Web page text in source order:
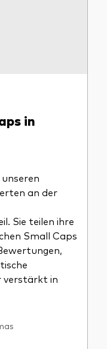
in
an der
Sie teilen ihre
Small Caps
verstärkt in